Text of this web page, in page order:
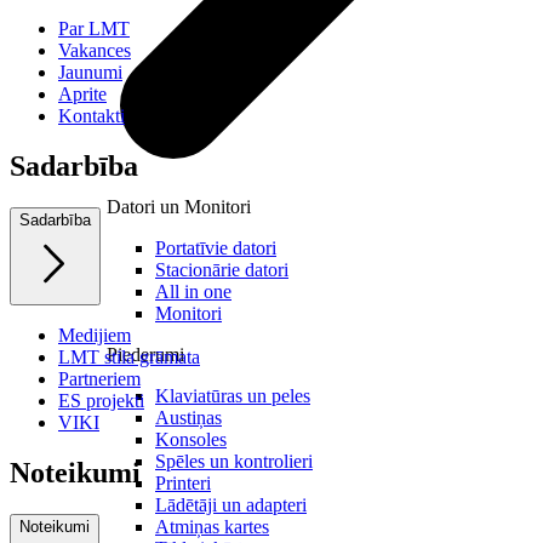
Datori un Monitori
Portatīvie datori
Stacionārie datori
All in one
Monitori
Piederumi
Klaviatūras un peles
Austiņas
Konsoles
Spēles un kontrolieri
Printeri
Lādētāji un adapteri
Atmiņas kartes
Par LMT
Vakances
Jaunumi
Aprite
Kontakti
Sadarbība
Sadarbība
Medijiem
LMT stila grāmata
Partneriem
ES projekti
VIKI
Noteikumi
Noteikumi